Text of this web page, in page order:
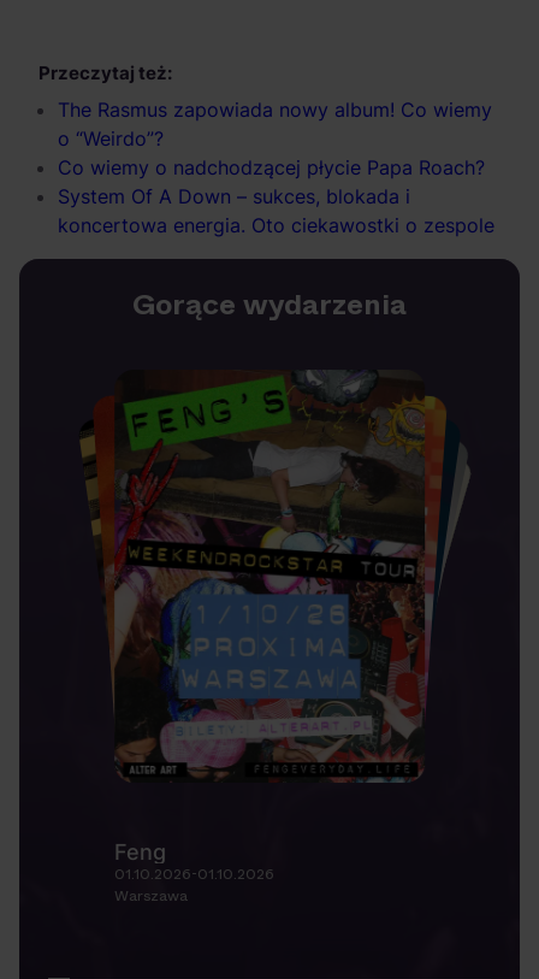
Przeczytaj też:
The Rasmus zapowiada nowy album! Co wiemy
o “Weirdo”?
Co wiemy o nadchodzącej płycie Papa Roach?
System Of A Down – sukces, blokada i
koncertowa energia. Oto ciekawostki o zespole
Gorące wydarzenia
Feng
01.10.2026-01.10.2026
Warszawa